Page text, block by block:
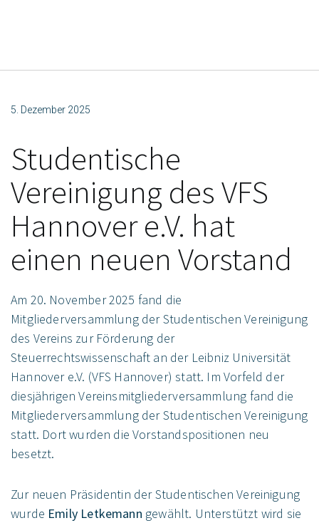
5. Dezember 2025
Studentische
Vereinigung des VFS
Hannover e.V. hat
einen neuen Vorstand
Am 20. November 2025 fand die
Mitgliederversammlung der Studentischen Vereinigung
des Vereins zur Förderung der
Steuerrechtswissenschaft an der Leibniz Universität
Hannover e.V. (VFS Hannover) statt. Im Vorfeld der
diesjährigen Vereinsmitgliederversammlung fand die
Mitgliederversammlung der Studentischen Vereinigung
statt. Dort wurden die Vorstandspositionen neu
besetzt.
Zur neuen Präsidentin der Studentischen Vereinigung
wurde Emily Letkemann gewählt. Unterstützt wird sie